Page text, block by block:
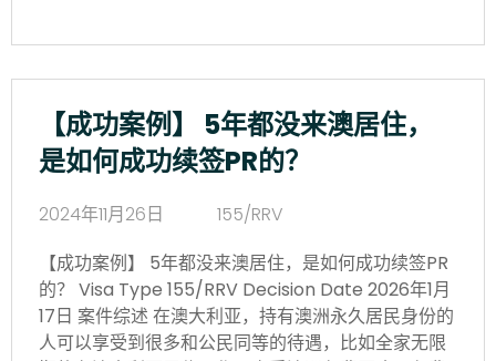
【成功案例】 5年都没来澳居住，
是如何成功续签PR的？
2024年11月26日
155/RRV
【成功案例】 5年都没来澳居住，是如何成功续签PR
的？ Visa Type 155/RRV Decision Date 2026年1月
17日 案件综述 在澳大利亚，持有澳洲永久居民身份的
人可以享受到很多和公民同等的待遇，比如全家无限